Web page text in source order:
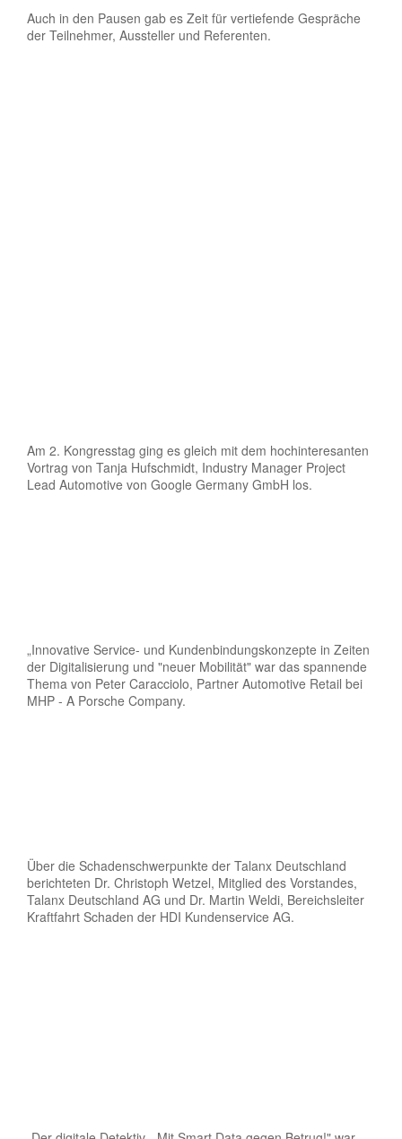
Auch in den Pausen gab es Zeit für vertiefende Gespräche
der Teilnehmer, Aussteller und Referenten.
Am 2. Kongresstag ging es gleich mit dem hochinteresanten
Vortrag von Tanja Hufschmidt, Industry Manager Project
Lead Automotive von Google Germany GmbH los.
„Innovative Service- und Kundenbindungskonzepte in Zeiten
der Digitalisierung und "neuer Mobilität" war das spannende
Thema von Peter Caracciolo, Partner Automotive Retail bei
MHP - A Porsche Company.
Über die Schadenschwerpunkte der Talanx Deutschland
berichteten Dr. Christoph Wetzel, Mitglied des Vorstandes,
Talanx Deutschland AG und Dr. Martin Weldi, Bereichsleiter
Kraftfahrt Schaden der HDI Kundenservice AG.